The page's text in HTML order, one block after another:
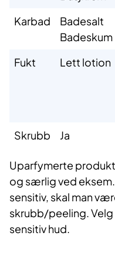
Karbad
Badesalt
Badeskum
Fukt Lett lotion
Skrubb Ja
Uparfymerte
og særlig ved
sensitiv, skal man
skrubb/peeling.
sensitiv hud.